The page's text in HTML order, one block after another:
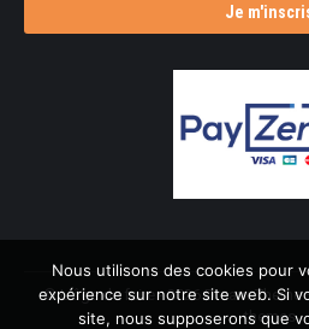
© L'âge de faire - 2026 Dream-Theme
themes
Nous utilisons des cookies pour
expérience sur notre site web. Si
site, nous supposerons que